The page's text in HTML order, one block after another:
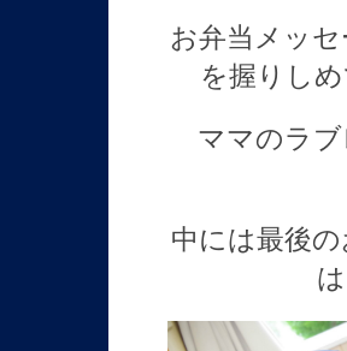
お弁当メッ
を握りし
ママのラ
中には最後